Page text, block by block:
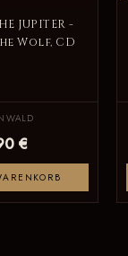
JUPITER -
Wolf, CD
€